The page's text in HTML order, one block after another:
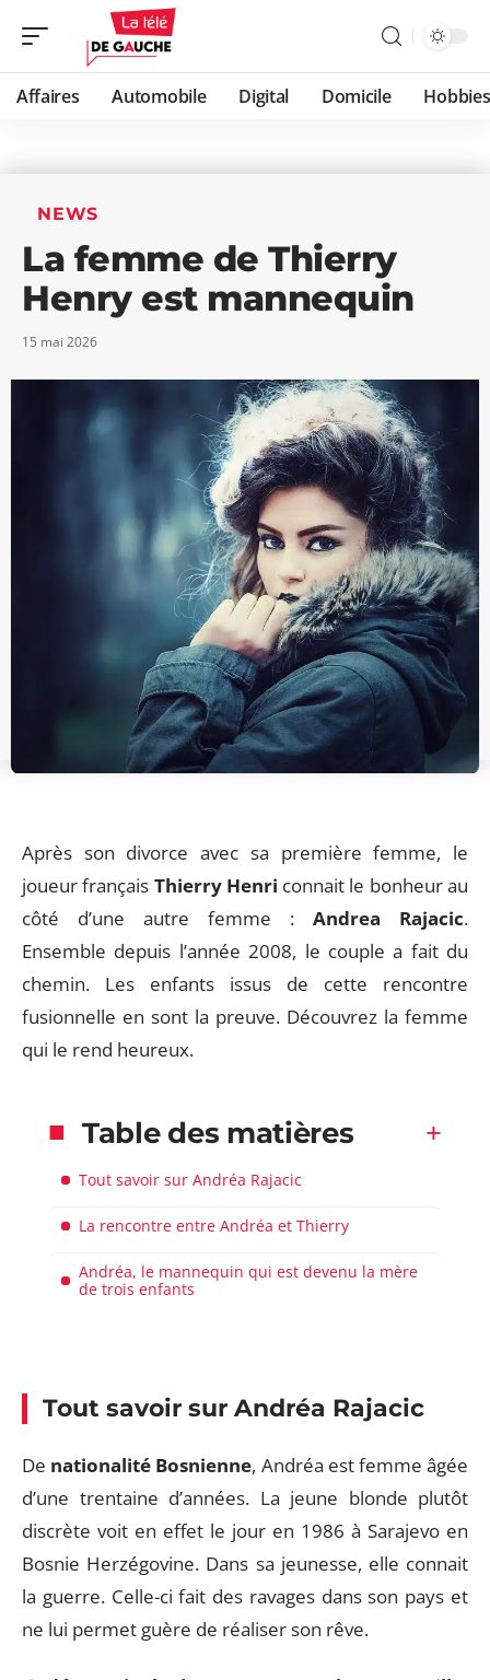
Affaires Automobile Digital Domicile Hobbies
NEWS
La femme de Thierry
Henry est mannequin
15 mai 2026
Après son divorce avec sa première femme, le
joueur français Thierry Henri connait le bonheur au
côté d’une autre femme : Andrea Rajacic.
Ensemble depuis l’année 2008, le couple a fait du
chemin. Les enfants issus de cette rencontre
fusionnelle en sont la preuve. Découvrez la femme
qui le rend heureux.
Table des matières
Tout savoir sur Andréa Rajacic
La rencontre entre Andréa et Thierry
Andréa, le mannequin qui est devenu la mère
de trois enfants
Tout savoir sur Andréa Rajacic
De nationalité Bosnienne, Andréa est femme âgée
d’une trentaine d’années. La jeune blonde plutôt
discrète voit en effet le jour en 1986 à Sarajevo en
Bosnie Herzégovine. Dans sa jeunesse, elle connait
la guerre. Celle-ci fait des ravages dans son pays et
ne lui permet guère de réaliser son rêve.